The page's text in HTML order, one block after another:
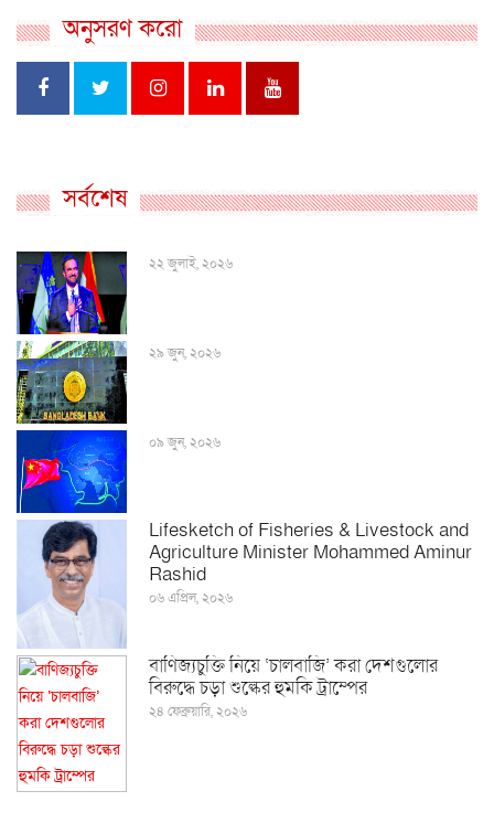
অনুসরণ করো
সর্বশেষ
২২ জুলাই, ২০২৬
২৯ জুন, ২০২৬
০৯ জুন, ২০২৬
Lifesketch of Fisheries & Livestock and
Agriculture Minister Mohammed Aminur
Rashid
০৬ এপ্রিল, ২০২৬
বাণিজ্যচুক্তি নিয়ে ‘চালবাজি’ করা দেশগুলোর
বিরুদ্ধে চড়া শুল্কের হুমকি ট্রাম্পের
২৪ ফেব্রুয়ারি, ২০২৬